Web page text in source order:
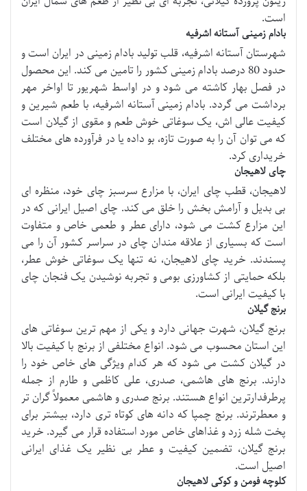
است.
بادام زمینی آستانه اشرفیه
شهرستان آستانه اشرفیه، قلب تولید بادام زمینی در ایران است و
حدود 80 درصد بادام زمینی کشور را تامین می کند. این محصول
در فصل بهار کاشته می شود و در اواسط شهریور تا اواخر مهر
برداشت می گردد. بادام زمینی آستانه اشرفیه، با طعم شیرین و
کیفیت عالی اش، یک سوغاتی خوش طعم و مقوی از گیلان است
که می توان آن را به صورت تازه، بو داده یا در فرآورده های مختلف
خریداری کرد.
چای لاهیجان
لاهیجان، قطب چای ایران، با مزارع سرسبز چای خود، منظره ای
بی بدیل و آرامش بخش را خلق می کند. چای اصیل ایرانی که در
این مزارع کشت می شود، دارای عطر و طعمی خاص و متفاوت
است که بسیاری از علاقه مندان چای در سراسر کشور آن را می
پسندند. خرید چای لاهیجان، نه تنها یک سوغاتی خوش عطر،
بلکه حمایتی از کشاورزی بومی و تجربه نوشیدن یک فنجان چای
با کیفیت ایرانی است.
برنج گیلان
برنج گیلان، شهرت جهانی دارد و یکی از مهم ترین سوغاتی های
این استان محسوب می شود. انواع مختلفی از برنج با کیفیت بالا
در گیلان کشت می شود که هر کدام ویژگی های خاص خود را
دارند. برنج های هاشمی، صدری، علی کاظمی و طارم از جمله
پرطرفدارترین انواع هستند. برنج صدری و هاشمی معمولاً گران تر
و معطرترند. برنج چمپا که دانه های کوتاه تری دارد، بیشتر برای
پخت شله زرد و غذاهای خاص مورد استفاده قرار می گیرد. خرید
برنج گیلان، تضمین کیفیت و عطر بی نظیر یک غذای ایرانی
اصیل است.
کلوچه فومن و کوکی لاهیجان